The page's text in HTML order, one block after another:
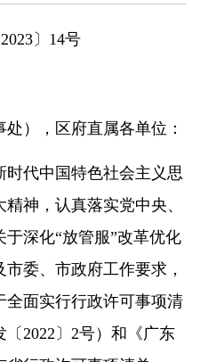
〕14号
），区府直属各单位：
代中国特色社会主义思
神，认真落实党中央、
深化“放管服”改革优化
委、市政府工作要求，
面实行行政许可事项清
2022〕2号）和《广东